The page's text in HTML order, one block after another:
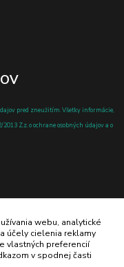
pred zneužitím. Všetky informácie,
Z.z. o ochrane osobných údajov a o
webu, analytické
účely cielenia reklamy
vlastných preferencií
v spodnej časti